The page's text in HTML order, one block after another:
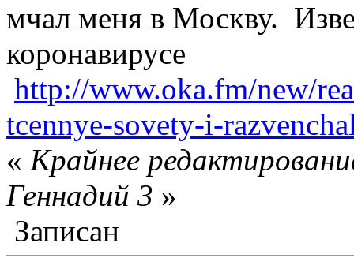
мчал меня в Москву.
коронавирусе
http://www.oka.fm/new/
tcennye-sovety-i-
« Крайнее
Геннадий 3 »
Записан